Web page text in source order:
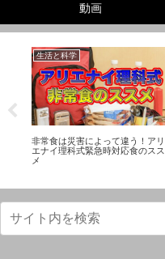
動画
生活と科学
非常食は災害によって違う！アリ
エナイ理科式緊急時対応食のスス
メ